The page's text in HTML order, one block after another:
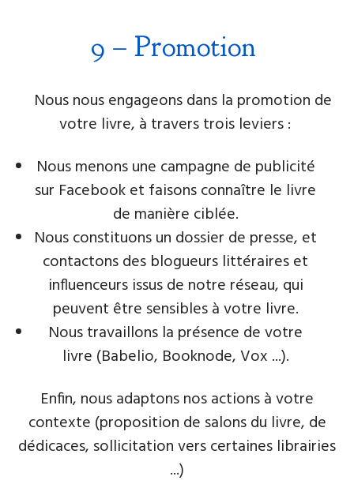
​9 – ​Promotion
​​ Nous nous engageons dans la promotion de
votre livre​, à travers trois leviers :
Nous menons une campagne de publicité
sur Facebook et faisons connaître le livre
de manière ciblée.
Nous constituons un dossier de presse, et
contactons des blogueurs littéraires et
influenceurs issus de notre réseau, qui
peuvent être sensibles à votre livre.
Nous travaillons la présence de votre
livre (Babelio, Booknode, Vox ...).
Enfin, nous adaptons nos actions à votre
contexte (proposition de salons du livre, de
dédicaces, sollicitation vers certaines librairies
...)